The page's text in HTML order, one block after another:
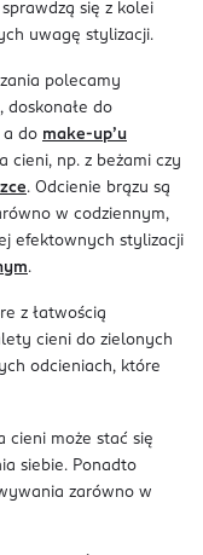
się z kolei
uwagę stylizacji.
polecamy
do
a do make-up’u
cieni, np. z beżami czy
. Odcienie brązu są
w codziennym,
efektownych stylizacji
.
z łatwością
cieni do zielonych
odcieniach, które
cieni może stać się
siebie. Ponadto
zarówno w